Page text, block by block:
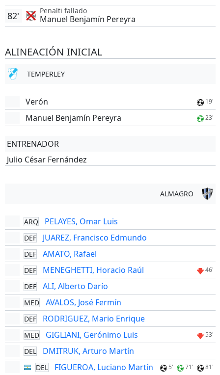
Penalti fallado
Manuel Benjamín Pereyra
82'
ALINEACIÓN INICIAL
TEMPERLEY
Verón 19'
Manuel Benjamín Pereyra 23'
ENTRENADOR
Julio César Fernández
ALMAGRO
ARQ PELAYES, Omar Luis
DEF JUAREZ, Francisco Edmundo
DEF AMATO, Rafael
DEF MENEGHETTI, Horacio Raúl 46'
DEF ALI, Alberto Darío
MED AVALOS, José Fermín
DEF RODRIGUEZ, Mario Enrique
MED GIGLIANI, Gerónimo Luis 53'
DEL DMITRUK, Arturo Martín
DEL FIGUEROA, Luciano Martín 5' 71' 81'